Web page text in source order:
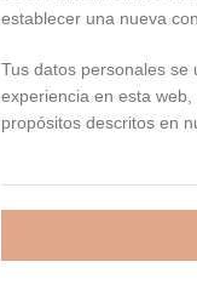
establecer una nueva
Tus datos personales se
experiencia en esta
propósitos descritos en